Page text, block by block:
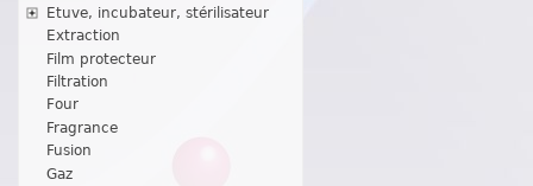
Etuve, incubateur, stérilisateur
Extraction
Film protecteur
Filtration
Four
Fragrance
Fusion
Gaz